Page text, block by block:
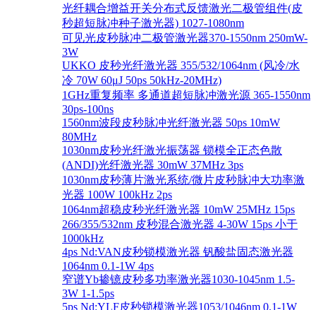
光纤耦合增益开关分布式反馈激光二极管组件(皮
秒超短脉冲种子激光器) 1027-1080nm
可见光皮秒脉冲二极管激光器370-1550nm 250mW-
3W
UKKO 皮秒光纤激光器 355/532/1064nm (风冷/水
冷 70W 60μJ 50ps 50kHz-20MHz)
1GHz重复频率 多通道超短脉冲激光源 365-1550nm
30ps-100ns
1560nm波段皮秒脉冲光纤激光器 50ps 10mW
80MHz
1030nm皮秒光纤激光振荡器 锁模全正态色散
(ANDI)光纤激光器 30mW 37MHz 3ps
1030nm皮秒薄片激光系统/微片皮秒脉冲大功率激
光器 100W 100kHz 2ps
1064nm超稳皮秒光纤激光器 10mW 25MHz 15ps
266/355/532nm 皮秒混合激光器 4-30W 15ps 小于
1000kHz
4ps Nd:VAN皮秒锁模激光器 钒酸盐固态激光器
1064nm 0.1-1W 4ps
窄谱Yb掺镱皮秒多功率激光器1030-1045nm 1.5-
3W 1-1.5ps
5ps Nd:YLF皮秒锁模激光器1053/1046nm 0.1-1W